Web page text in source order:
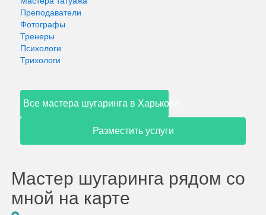
Преподаватели
Фотографы
Тренеры
Психологи
Трихологи
Все мастера шугаринга в Харькове
Разместить услуги
Мастер шугаринга рядом со
мной на карте